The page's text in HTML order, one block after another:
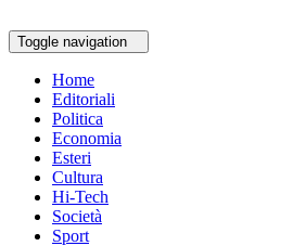
Toggle navigation
Home
Editoriali
Politica
Economia
Esteri
Cultura
Hi-Tech
Società
Sport